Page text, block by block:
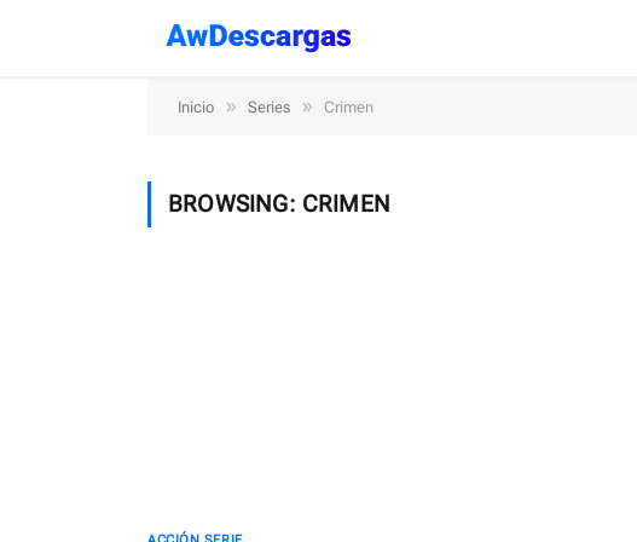
Inicio » Series » Crimen
BROWSING: CRIMEN